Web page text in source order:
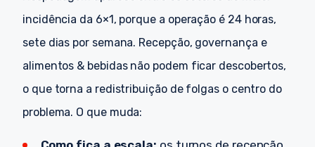
incidência da 6×1, porque a operação é 24 horas,
sete dias por semana. Recepção, governança e
alimentos & bebidas não podem ficar descobertos,
o que torna a redistribuição de folgas o centro do
problema. O que muda: